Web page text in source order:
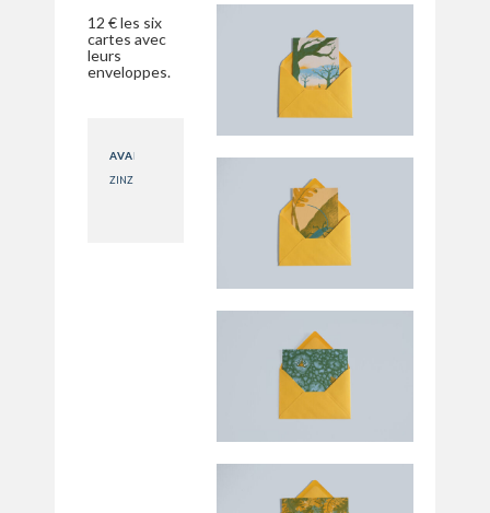
12 € les six
cartes avec
leurs
enveloppes.
AVANT
ZINZIBULE